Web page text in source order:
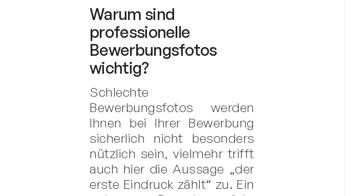
Warum sind
professionelle
Bewerbungsfotos
wichtig?
Schlechte
Bewerbungsfotos werden
Ihnen bei Ihrer Bewerbung
sicherlich nicht besonders
nützlich sein, vielmehr trifft
auch hier die Aussage „der
erste Eindruck zählt“ zu. Ein